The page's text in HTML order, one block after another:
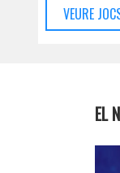
VEURE
EL